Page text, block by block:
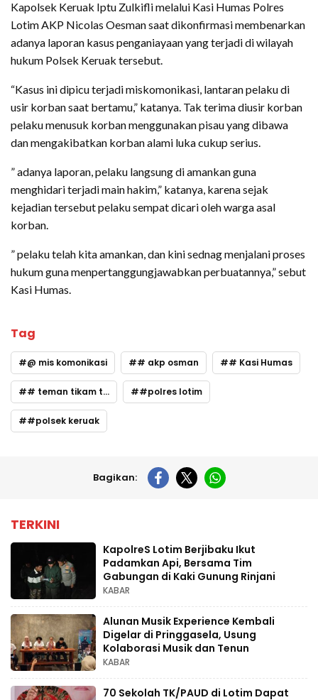
Kapolsek Keruak Iptu Zulkifli melalui Kasi Humas Polres
Lotim AKP Nicolas Oesman saat dikonfirmasi membenarkan
adanya laporan kasus penganiayaan yang terjadi di wilayah
hukum Polsek Keruak tersebut.
“Kasus ini dipicu terjadi miskomonikasi, lantaran pelaku di
usir korban saat bertamu,” katanya. Tak terima diusir korban
pelaku menusuk korban menggunakan pisau yang dibawa
dan mengakibatkan korban alami luka cukup serius.
” adanya laporan, pelaku langsung di amankan guna
menghidari terjadi main hakim,” katanya, karena sejak
kejadian tersebut pelaku sempat dicari oleh warga asal
korban.
” pelaku telah kita amankan, dan kini sednag menjalani proses
hukum guna menpertanggungjawabkan perbuatannya,” sebut
Kasi Humas.
Tag
@ mis komonikasi # akp osman # Kasi Humas
# teman tikam teman #polres lotim
#polsek keruak
Bagikan:
TERKINI
KapolreS Lotim Berjibaku Ikut
Padamkan Api, Bersama Tim
Gabungan di Kaki Gunung Rinjani
KABAR
Alunan Musik Experience Kembali
Digelar di Pringgasela, Usung
Kolaborasi Musik dan Tenun
KABAR
70 Sekolah TK/PAUD di Lotim Dapat